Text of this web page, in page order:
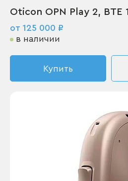
Oticon OPN Play 2, BTE
от 125 000 ₽
в наличии
Купить